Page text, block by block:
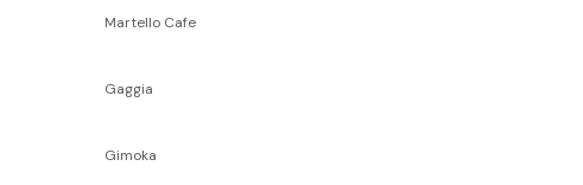
Martello Cafe
Gaggia
Gimoka